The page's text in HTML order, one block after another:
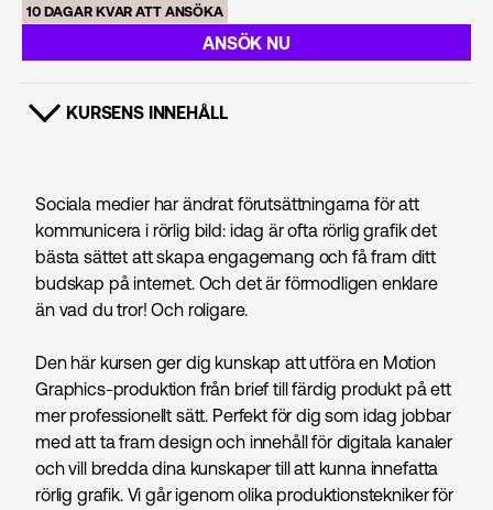
10 DAGAR KVAR ATT ANSÖKA
ANSÖK NU
VISA INNEHÅLL
KURSENS INNEHÅLL
Sociala medier har ändrat förutsättningarna för att
kommunicera i rörlig bild: idag är ofta rörlig grafik det
bästa sättet att skapa engagemang och få fram ditt
budskap på internet. Och det är förmodligen enklare
än vad du tror! Och roligare.
Den här kursen ger dig kunskap att utföra en Motion
Graphics-produktion från brief till färdig produkt på ett
mer professionellt sätt. Perfekt för dig som idag jobbar
med att ta fram design och innehåll för digitala kanaler
och vill bredda dina kunskaper till att kunna innefatta
rörlig grafik. Vi går igenom olika produktionstekniker för